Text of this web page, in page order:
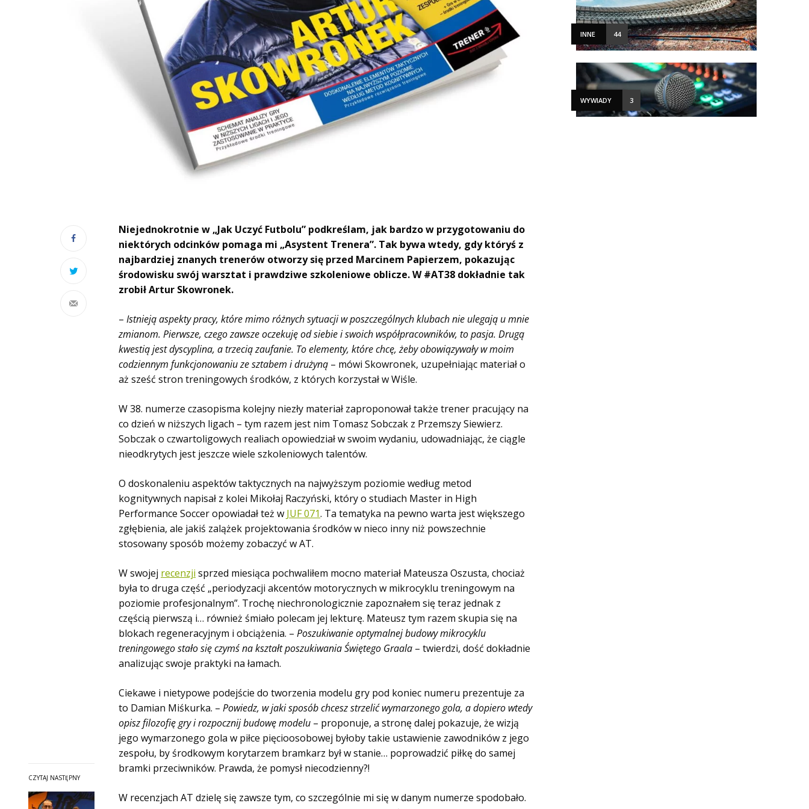
CZYTAJ NASTĘPNY
Niejednokrotnie w „Jak Uczyć Futbolu” podkreślam, jak bardzo w przygotowaniu do
niektórych odcinków pomaga mi „Asystent Trenera”. Tak bywa wtedy, gdy któryś z
najbardziej znanych trenerów otworzy się przed Marcinem Papierzem, pokazując
środowisku swój warsztat i prawdziwe szkoleniowe oblicze. W #AT38 dokładnie tak
zrobił Artur Skowronek.
–Istnieją aspekty pracy, które mimo różnych sytuacji w poszczególnych klubach nie ulegają u mnie
zmianom. Pierwsze, czego zawsze oczekuję od siebie i swoich współpracowników, to pasja. Drugą
kwestią jest dyscyplina, a trzecią zaufanie. To elementy, które chcę, żeby obowiązywały w moim
codziennym funkcjonowaniu ze sztabem i drużyną – mówi Skowronek, uzupełniając materiał o
aż sześć stron treningowych środków, z których korzystał w Wiśle.
W 38. numerze czasopisma kolejny niezły materiał zaproponował także trener pracujący na
co dzień w niższych ligach – tym razem jest nim Tomasz Sobczak z Przemszy Siewierz.
Sobczak o czwartoligowych realiach opowiedział w swoim wydaniu, udowadniając, że ciągle
nieodkrytych jest jeszcze wiele szkoleniowych talentów.
O doskonaleniu aspektów taktycznych na najwyższym poziomie według metod
kognitywnych napisał z kolei Mikołaj Raczyński, który o studiach Master in High
Performance Soccer opowiadał też w JUF 071. Ta tematyka na pewno warta jest większego
zgłębienia, ale jakiś zalążek projektowania środków w nieco inny niż powszechnie
stosowany sposób możemy zobaczyć w AT.
W swojej recenzji sprzed miesiąca pochwaliłem mocno materiał Mateusza Oszusta, chociaż
była to druga część „periodyzacji akcentów motorycznych w mikrocyklu treningowym na
poziomie profesjonalnym”. Trochę niechronologicznie zapoznałem się teraz jednak z
częścią pierwszą i… również śmiało polecam jej lekturę. Mateusz tym razem skupia się na
blokach regeneracyjnym i obciążenia. –Poszukiwanie optymalnej budowy mikrocyklu
treningowego stało się czymś na kształt poszukiwania Świętego Graala – twierdzi, dość dokładnie
analizując swoje praktyki na łamach.
Ciekawe i nietypowe podejście do tworzenia modelu gry pod koniec numeru prezentuje za
to Damian Miśkurka. –Powiedz, w jaki sposób chcesz strzelić wymarzonego gola, a dopiero wtedy
opisz filozofię gry i rozpocznij budowę modelu – proponuje, a stronę dalej pokazuje, że wizją
jego wymarzonego gola w piłce pięcioosobowej byłoby takie ustawienie zawodników z jego
zespołu, by środkowym korytarzem bramkarz był w stanie… poprowadzić piłkę do samej
bramki przeciwników. Prawda, że pomysł niecodzienny?!
W recenzjach AT dzielę się zawsze tym, co szczególnie mi się w danym numerze spodobało.
INNE 44
WYWIADY 3